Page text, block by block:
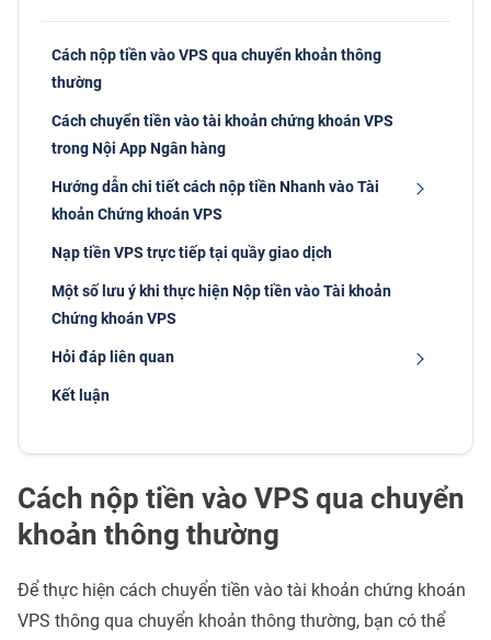
Cách nộp tiền vào VPS qua chuyển khoản thông
thường
Cách chuyển tiền vào tài khoản chứng khoán VPS
trong Nội App Ngân hàng
Hướng dẫn chi tiết cách nộp tiền Nhanh vào Tài
khoản Chứng khoán VPS
Nạp tiền VPS trực tiếp tại quầy giao dịch
Một số lưu ý khi thực hiện Nộp tiền vào Tài khoản
Chứng khoán VPS
Hỏi đáp liên quan
Kết luận
Cách nộp tiền vào VPS qua chuyển
khoản thông thường
Để thực hiện cách chuyển tiền vào tài khoản chứng khoán
VPS thông qua chuyển khoản thông thường, bạn có thể